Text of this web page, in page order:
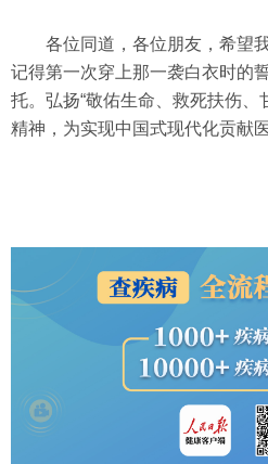
各位同道，各位朋友，希望
记得第一次穿上那一袭白衣时的
托。弘扬“敬佑生命、救死扶伤、
精神，为实现中国式现代化贡献